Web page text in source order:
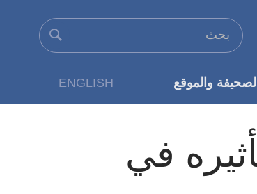
ENGLISH والموقع
في